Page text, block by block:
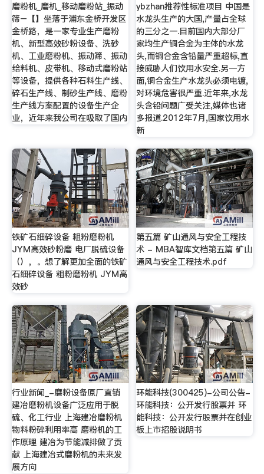
磨粉机_磨机_移动磨粉站_振动
筛–【】坐落于浦东金桥开发区
金桥路，是一家专业生产磨粉
机、新型高效砂粉设备、洗砂
机、工业磨粉机、振动筛、振动
给料机、皮带机、移动式磨粉站
等设备，提供各种石料生产线、
碎石生产线、制砂生产线、磨粉
生产线方案配置的设备生产企
业，近年来我公司在吸取了国内
ybzhan推荐性标准项目 中国是
水龙头生产的大国,产量占全球
的三分之一.目前国内大部分厂
家均生产铜合金为主体的水龙
头,而铜合金含铅量严重超标,直
接威胁人们饮用水安全.另一方
面,铜合金生产水龙头必须电镀,
对环境危害很严重.近年来,水龙
头含铅问题广受关注,媒体也诸
多报道.2012年7月,国家饮用水
新
铁矿石细碎设备 粗粉磨粉机
JYM高效砂粉磨 电厂脱硫设备
（），。想了解更加全面的铁矿
石细碎设备 粗粉磨粉机 JYM高
效砂
第五篇 矿山通风与安全工程技
术 - MBA智库文档第五篇 矿山
通风与安全工程技术.pdf
行业新闻_-磨粉设备原厂直销
建冶磨粉机设备广泛应用于脱
硫、化工行业 上海建冶磨粉机
物料粉碎利用率高 磨粉机的工
作原理 建冶为节能减排做了贡
献 上海建冶式磨粉机的未来发
展方向
环能科技(300425)-公司公告-
环能科技：公开发行股票并 环
能科技：公开发行股票并在创业
板上市招股说明书